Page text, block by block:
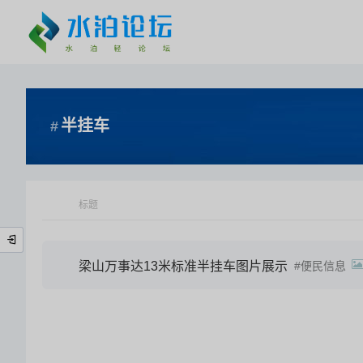
半挂车
标题
梁山万事达13米标准半挂车图片展示 便民信息